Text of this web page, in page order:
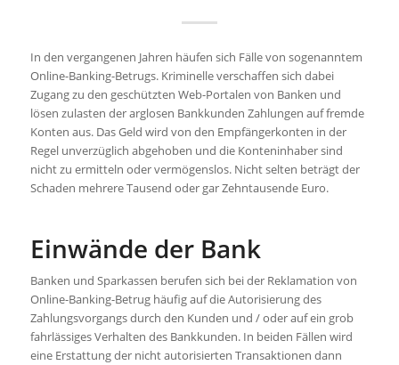
In den vergangenen Jahren häufen sich Fälle von sogenanntem
Online-Banking-Betrugs. Kriminelle verschaffen sich dabei
Zugang zu den geschützten Web-Portalen von Banken und
lösen zulasten der arglosen Bankkunden Zahlungen auf fremde
Konten aus. Das Geld wird von den Empfängerkonten in der
Regel unverzüglich abgehoben und die Konteninhaber sind
nicht zu ermitteln oder vermögenslos. Nicht selten beträgt der
Schaden mehrere Tausend oder gar Zehntausende Euro.
Einwände der Bank
Banken und Sparkassen berufen sich bei der Reklamation von
Online-Banking-Betrug häufig auf die Autorisierung des
Zahlungsvorgangs durch den Kunden und / oder auf ein grob
fahrlässiges Verhalten des Bankkunden. In beiden Fällen wird
eine Erstattung der nicht autorisierten Transaktionen dann